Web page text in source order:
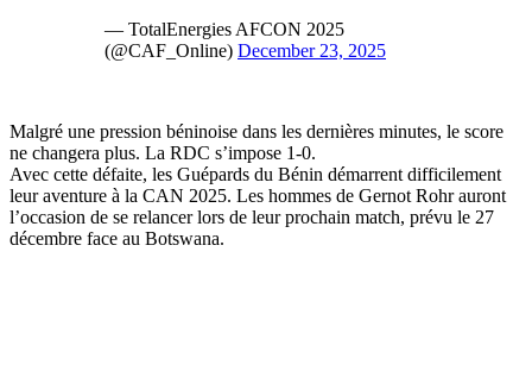
— TotalEnergies AFCON 2025
(@CAF_Online) December 23, 2025
Malgré une pression béninoise dans les dernières minutes, le score
ne changera plus. La RDC s’impose 1-0.
Avec cette défaite, les Guépards du Bénin démarrent difficilement
leur aventure à la CAN 2025. Les hommes de Gernot Rohr auront
l’occasion de se relancer lors de leur prochain match, prévu le 27
décembre face au Botswana.